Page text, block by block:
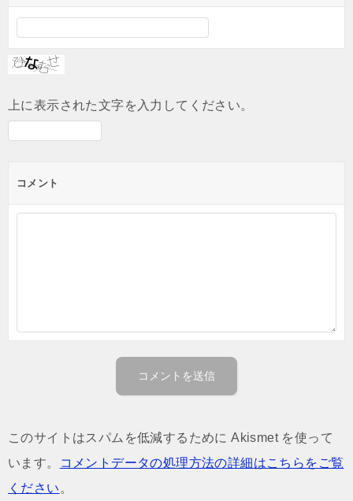
上に表示された文字を入力してください。
コメント
このサイトはスパムを低減するために Akismet を使って
います。
コメントデータの処理方法の詳細はこちらをご覧
ください 。